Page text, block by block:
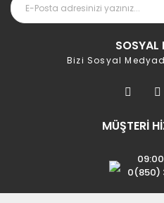
SOSYAL
Bizi Sosyal
MÜŞTERİ
0(850)